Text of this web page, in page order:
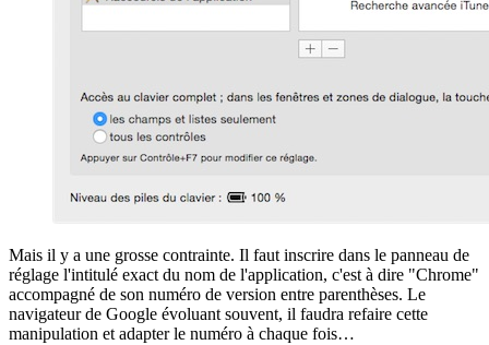
Mais il y a une grosse contrainte. Il faut inscrire dans le panneau de
réglage l'intitulé exact du nom de l'application, c'est à dire "Chrome"
accompagné de son numéro de version entre parenthèses. Le
navigateur de Google évoluant souvent, il faudra refaire cette
manipulation et adapter le numéro à chaque fois…